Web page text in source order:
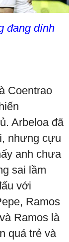
đang dính
Coentrao
Arbeloa đã
nhưng cựu
anh chưa
sai lầm
với
Ramos
Ramos là
quá trẻ và